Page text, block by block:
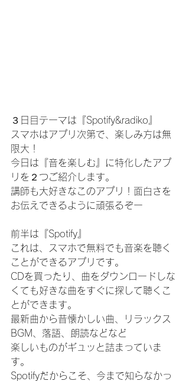
３日目テーマは『Spotify&radiko』
スマホはアプリ次第で、楽しみ方は無
限大！
今日は『音を楽しむ』に特化したアプ
リを２つご紹介します。
講師も大好きなこのアプリ！面白さを
お伝えできるように頑張るぞー
前半は『Spotify』
これは、スマホで無料でも音楽を聴く
ことができるアプリです。
CDを買ったり、曲をダウンロードしな
くても好きな曲をすぐに探して聴くこ
とができます。
最新曲から昔懐かしい曲、リラックス
BGM、落語、朗読などなど
楽しいものがギュッと詰まっていま
す。
Spotifyだからこそ、今まで知らなかっ